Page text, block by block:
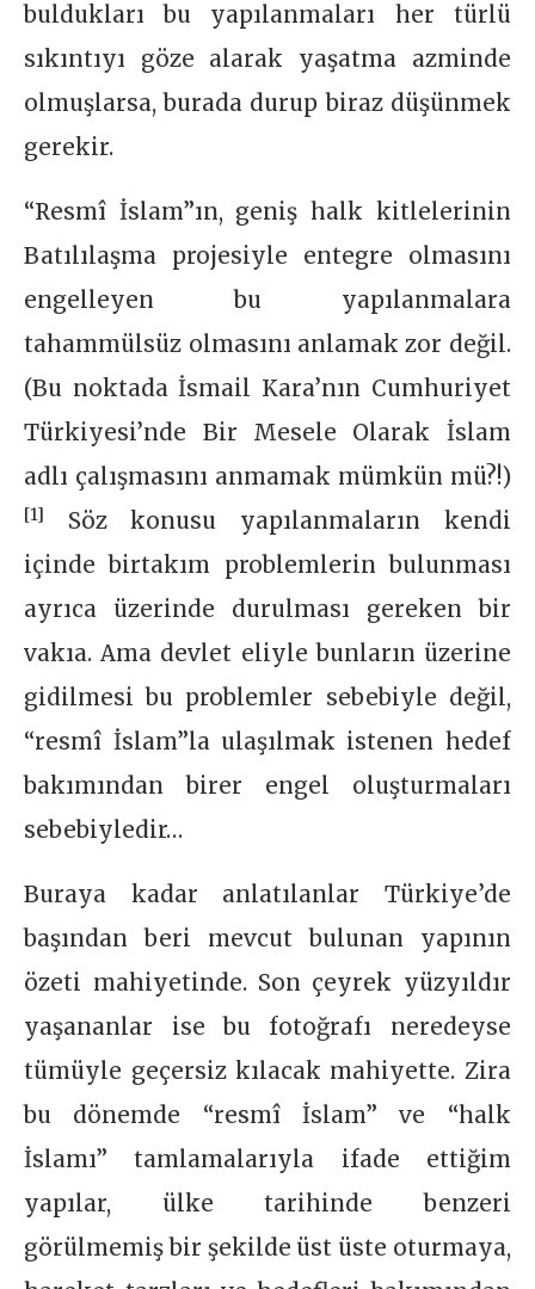
buldukları bu yapılanmaları her türlü
sıkıntıyı göze alarak yaşatma azminde
olmuşlarsa, burada durup biraz düşünmek
gerekir.
“Resmî İslam”ın, geniş halk kitlelerinin
Batılılaşma projesiyle entegre olmasını
engelleyen bu yapılanmalara
tahammülsüz olmasını anlamak zor değil.
(Bu noktada İsmail Kara’nın Cumhuriyet
Türkiyesi’nde Bir Mesele Olarak İslam
adlı çalışmasını anmamak mümkün mü?!)
[1]
Söz konusu yapılanmaların kendi
içinde birtakım problemlerin bulunması
ayrıca üzerinde durulması gereken bir
vakıa. Ama devlet eliyle bunların üzerine
gidilmesi bu problemler sebebiyle değil,
“resmî İslam”la ulaşılmak istenen hedef
bakımından birer engel oluşturmaları
sebebiyledir…
Buraya kadar anlatılanlar Türkiye’de
başından beri mevcut bulunan yapının
özeti mahiyetinde. Son çeyrek yüzyıldır
yaşananlar ise bu fotoğrafı neredeyse
tümüyle geçersiz kılacak mahiyette. Zira
bu dönemde “resmî İslam” ve “halk
İslamı” tamlamalarıyla ifade ettiğim
yapılar, ülke tarihinde benzeri
görülmemiş bir şekilde üst üste oturmaya,